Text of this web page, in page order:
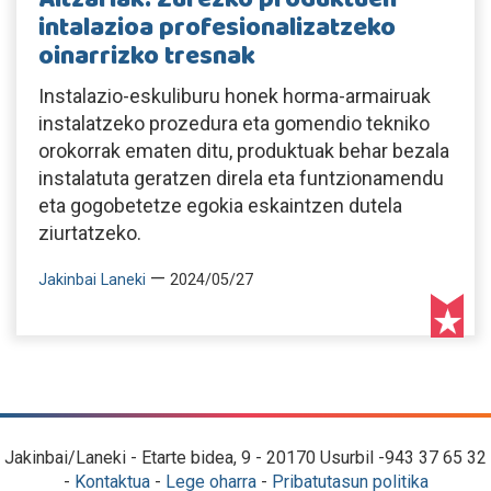
intalazioa profesionalizatzeko
oinarrizko tresnak
Instalazio-eskuliburu honek horma-armairuak
instalatzeko prozedura eta gomendio tekniko
orokorrak ematen ditu, produktuak behar bezala
instalatuta geratzen direla eta funtzionamendu
eta gogobetetze egokia eskaintzen dutela
ziurtatzeko.
Jakinbai Laneki — 2024/05/27
Jakinbai/Laneki - Etarte bidea, 9 - 20170 Usurbil -943 37 65 32
- Kontaktua- Lege oharra- Pribatutasun politika